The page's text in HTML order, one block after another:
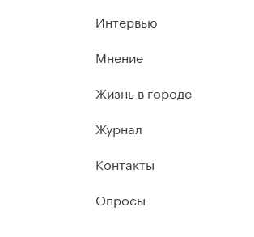
Интервью
Мнение
Жизнь в городе
Журнал
Контакты
Опросы